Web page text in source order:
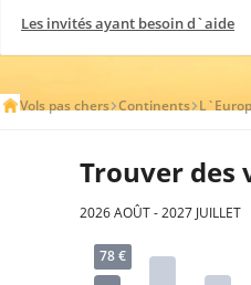
Les invités ayant besoin d`aide
Vols pas chers Continents
Trouver des
2026 AOÛT - 2027 JUILLET